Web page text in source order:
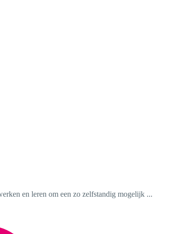
en leren om een zo zelfstandig mogelijk ...